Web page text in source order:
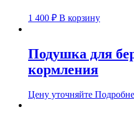
1 400 ₽ В корзину
Подушка для
кормления
Цену уточняйте